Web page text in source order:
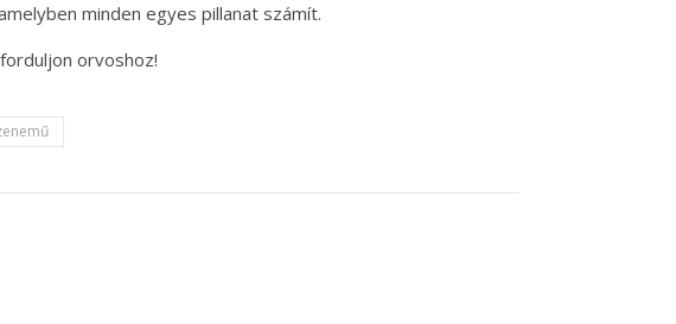
minden egyes pillanat számít.
orvoshoz!